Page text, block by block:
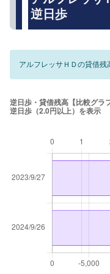
逆日歩
アルフレッサＨＤの貸借